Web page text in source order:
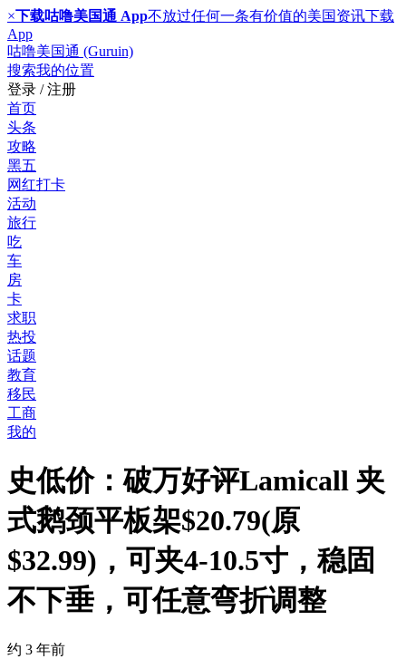
×下载咕噜美国通 App不放过任何一条有价值的美国资讯下载
App
咕噜美国通 (Guruin)
搜索我的位置
登录 / 注册
首页
头条
攻略
黑五
网红打卡
活动
旅行
吃
车
房
卡
求职
热投
话题
教育
移民
工商
我的
史低价：破万好评Lamicall 夹
式鹅颈平板架$20.79(原
$32.99)，可夹4-10.5寸，稳固
不下垂，可任意弯折调整
约 3 年前